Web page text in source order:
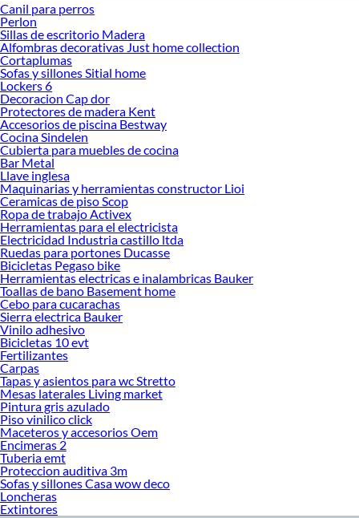
Canil para perros
Perlon
Sillas de escritorio Madera
Alfombras decorativas Just home collection
Cortaplumas
Sofas y sillones Sitial home
Lockers 6
Decoracion Cap dor
Protectores de madera Kent
Accesorios de piscina Bestway
Cocina Sindelen
Cubierta para muebles de cocina
Bar Metal
Llave inglesa
Maquinarias y herramientas constructor Lioi
Ceramicas de piso Scop
Ropa de trabajo Activex
Herramientas para el electricista
Electricidad Industria castillo ltda
Ruedas para portones Ducasse
Bicicletas Pegaso bike
Herramientas electricas e inalambricas Bauker
Toallas de bano Basement home
Cebo para cucarachas
Sierra electrica Bauker
Vinilo adhesivo
Bicicletas 10 evt
Fertilizantes
Carpas
Tapas y asientos para wc Stretto
Mesas laterales Living market
Pintura gris azulado
Piso vinilico click
Maceteros y accesorios Oem
Encimeras 2
Tuberia emt
Proteccion auditiva 3m
Sofas y sillones Casa wow deco
Loncheras
Extintores